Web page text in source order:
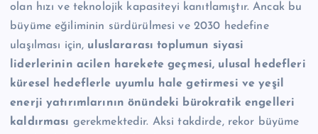
olan hızı ve teknolojik kapasiteyi kanıtlamıştır. Ancak bu
büyüme eğiliminin sürdürülmesi ve 2030 hedefine
ulaşılması için, uluslararası toplumun siyasi
liderlerinin acilen harekete geçmesi, ulusal hedefleri
küresel hedeflerle uyumlu hale getirmesi ve yeşil
enerji yatırımlarının önündeki bürokratik engelleri
kaldırması gerekmektedir. Aksi takdirde, rekor büyüme